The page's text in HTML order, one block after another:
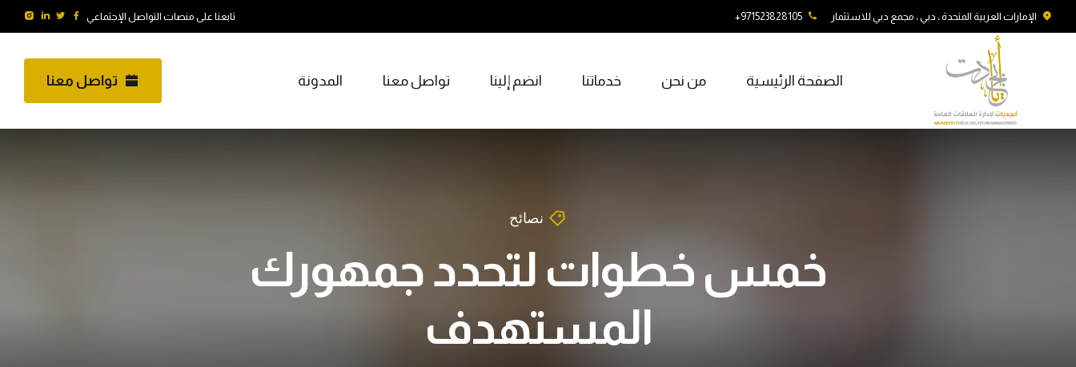
الإمارات العربية المتحدة ، دبي ، مجمع دبي للاستثمار 971523828105+ تابعنا على منصات التواصل الإجتماعي
تواصل معنا الصفحة الرئيسية من نحن خدماتنا انضم إلينا تواصل معنا المدونة
نصائح
خمس خطوات لتحدد جمهورك
المستهدف